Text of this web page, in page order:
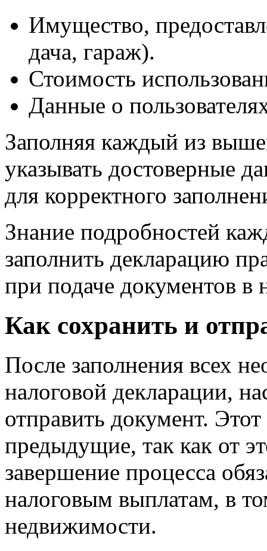
Имущество,
дача, гараж).
Стоимость
Данные о
Заполняя каждый из
указывать достоверные
для корректного
Знание подробностей
заполнить декларацию
при подаче документов в
Как сохранить и
После заполнения всех
налоговой декларации,
отправить документ.
предыдущие, так как от
завершение процесса
налоговым выплатам, в
недвижимости.